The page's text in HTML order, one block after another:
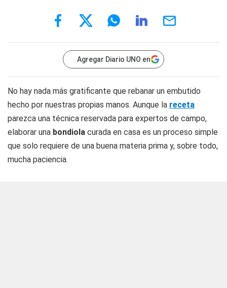
Agregar Diario UNO en
No hay nada más gratificante que rebanar un embutido
hecho por nuestras propias manos. Aunque la receta
parezca una técnica reservada para expertos de campo,
elaborar una bondiola curada en casa es un proceso simple
que solo requiere de una buena materia prima y, sobre todo,
mucha paciencia.